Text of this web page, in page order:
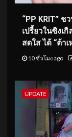
“PP KRIT”
เปรี้ยวในซิงเ
สดใส ได้ “ต้า
10 ชั่วโมง ago
UPDATE